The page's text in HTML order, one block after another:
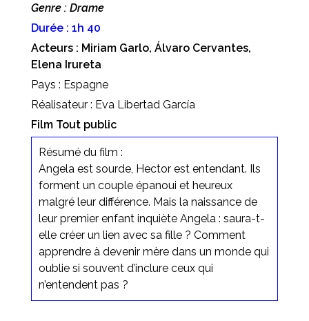
Genre : Drame
Durée : 1h 40
Acteurs : Miriam Garlo, Álvaro Cervantes,
Elena Irureta
Pays : Espagne
Réalisateur : Eva Libertad García
Film Tout public
Résumé du film :
Angela est sourde, Hector est entendant. Ils
forment un couple épanoui et heureux
malgré leur différence. Mais la naissance de
leur premier enfant inquiète Angela : saura-t-
elle créer un lien avec sa fille ? Comment
apprendre à devenir mère dans un monde qui
oublie si souvent d’inclure ceux qui
n’entendent pas ?